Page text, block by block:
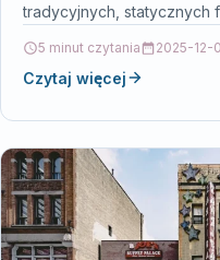
tradycyjnych, statycznych
5 minut czytania 2025-12-
Czytaj więcej